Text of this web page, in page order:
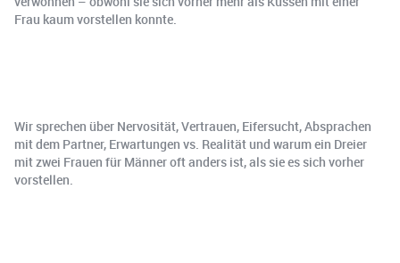
Frau kaum vorstellen konnte.
Wir sprechen über Nervosität, Vertrauen, Eifersucht, Absprachen
mit dem Partner, Erwartungen vs. Realität und warum ein Dreier
mit zwei Frauen für Männer oft anders ist, als sie es sich vorher
vorstellen.